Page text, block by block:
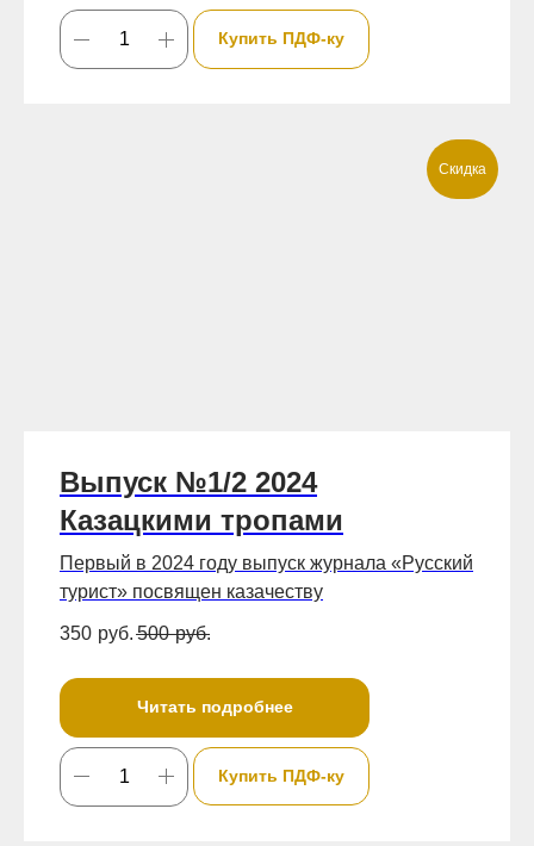
Купить ПДФ-ку
Скидка
Выпуск №1/2 2024
Казацкими тропами
Первый в 2024 году выпуск журнала «Русский
турист» посвящен казачеству
350 руб. 500 руб.
Читать подробнее
Купить ПДФ-ку